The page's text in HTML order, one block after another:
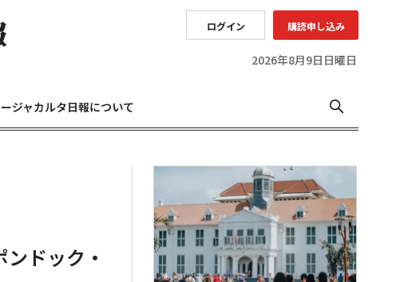
ログイン 購読申し込み
2026年8月9日日曜日
ジャカルタ日報について
ドック・